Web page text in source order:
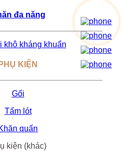
đa năng
khô kháng khuẩn
PHỤ KIỆN
Gối
Tấm lót
quấn
kiện (khác)